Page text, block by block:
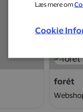
5 %
forét
Læs mere om
Cookie